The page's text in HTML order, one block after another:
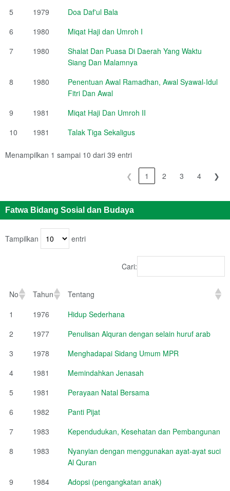
5
1979
Doa Daf'ul Bala
6
1980
Miqat Haji dan Umroh I
7
1980
Shalat Dan Puasa Di Daerah Yang Waktu
Siang Dan Malamnya
8
1980
Penentuan Awal Ramadhan, Awal Syawal-Idul
Fitri Dan Awal
9
1981
Miqat Haji Dan Umroh II
10
1981 Talak Tiga Sekaligus
Menampilkan 1 sampai 10 dari 39 entri
❮ 1 2 3 4 ❯
Fatwa Bidang Sosial dan Budaya
Tampilkan entri
Cari:
No Tahun
Tentang
1
1976
Hidup Sederhana
2
1977
Penulisan Alquran dengan selain huruf arab
3
1978
Menghadapai Sidang Umum MPR
4
1981
Memindahkan Jenasah
5
1981
Perayaan Natal Bersama
6
1982
Panti Pijat
7
1983
Kependudukan, Kesehatan dan Pembangunan
8
1983
Nyanyian dengan menggunakan ayat-ayat suci
Al Quran
9
1984
Adopsi (pengangkatan anak)